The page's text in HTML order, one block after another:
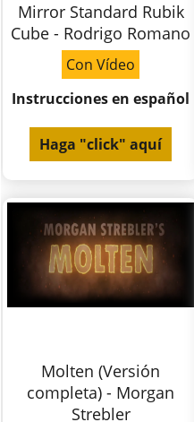
Mirror Standard Rubik
Cube - Rodrigo Romano
Con Vídeo
Instrucciones en español
Haga "click" aquí
Molten (Versión
completa) - Morgan
Strebler